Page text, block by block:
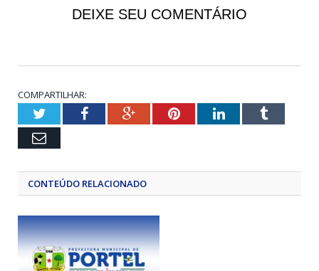
DEIXE SEU COMENTÁRIO
COMPARTILHAR:
TwitterFacebookGoogle+PinterestLinkedInTumblr
Email
CONTEÚDO RELACIONADO